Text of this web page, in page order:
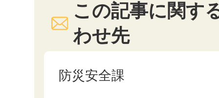
この記事に関す
わせ先
防災安全課